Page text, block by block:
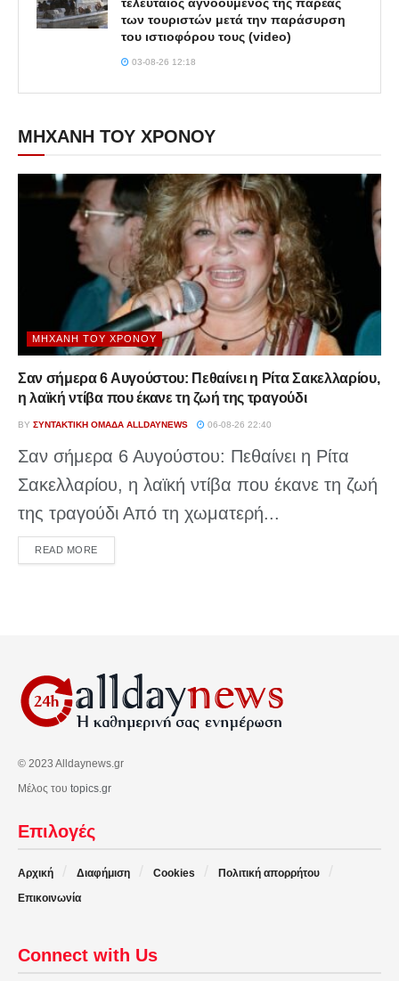
των τουριστών μετά την παράσυρση
του ιστιοφόρου τους (video)
03-08-26 12:18
ΜΗΧΑΝΗ ΤΟΥ ΧΡΟΝΟΥ
ΜΗΧΑΝΉ ΤΟΥ ΧΡΌΝΟΥ
Σαν σήμερα 6 Αυγούστου: Πεθαίνει η Ρίτα Σακελλαρίου,
η λαϊκή ντίβα που έκανε τη ζωή της τραγούδι
BY ΣΥΝΤΑΚΤΙΚΉ ΟΜΆΔΑ ALLDAYNEWS 06-08-26 22:40
Σαν σήμερα 6 Αυγούστου: Πεθαίνει η Ρίτα
Σακελλαρίου, η λαϊκή ντίβα που έκανε τη ζωή
της τραγούδι Από τη χωματερή...
READ MOREDETAILS
© 2023 Alldaynews.gr
Μέλος του topics.gr
Επιλογές
Αρχική Διαφήμιση Cookies
Πολιτική απορρήτου
Επικοινωνία
Connect with Us